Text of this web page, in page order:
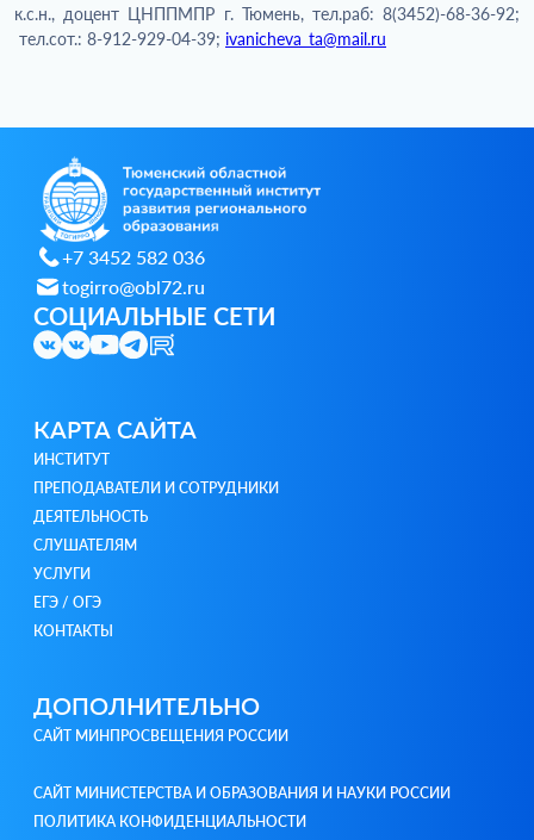
к.с.н., доцент ЦНППМПР г. Тюмень, тел.раб: 8(3452)-68-36-92;
тел.сот.: 8-912-929-04-39; ivanicheva_ta@mail.ru
+7 3452 582 036
togirro@obl72.ru
СОЦИАЛЬНЫЕ СЕТИ
КАРТА САЙТА
ИНСТИТУТ
ПРЕПОДАВАТЕЛИ И СОТРУДНИКИ
ДЕЯТЕЛЬНОСТЬ
СЛУШАТЕЛЯМ
УСЛУГИ
ЕГЭ / ОГЭ
КОНТАКТЫ
ДОПОЛНИТЕЛЬНО
САЙТ МИНПРОСВЕЩЕНИЯ РОССИИ
САЙТ МИНИСТЕРСТВА И ОБРАЗОВАНИЯ И НАУКИ РОССИИ
ПОЛИТИКА КОНФИДЕНЦИАЛЬНОСТИ